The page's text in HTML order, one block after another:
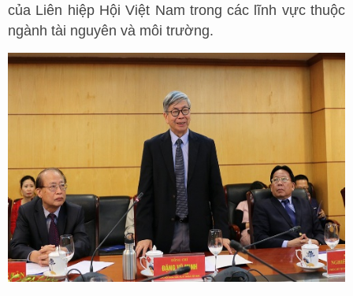
của Liên hiệp Hội Việt Nam trong các lĩnh vực thuộc
ngành tài nguyên và môi trường.